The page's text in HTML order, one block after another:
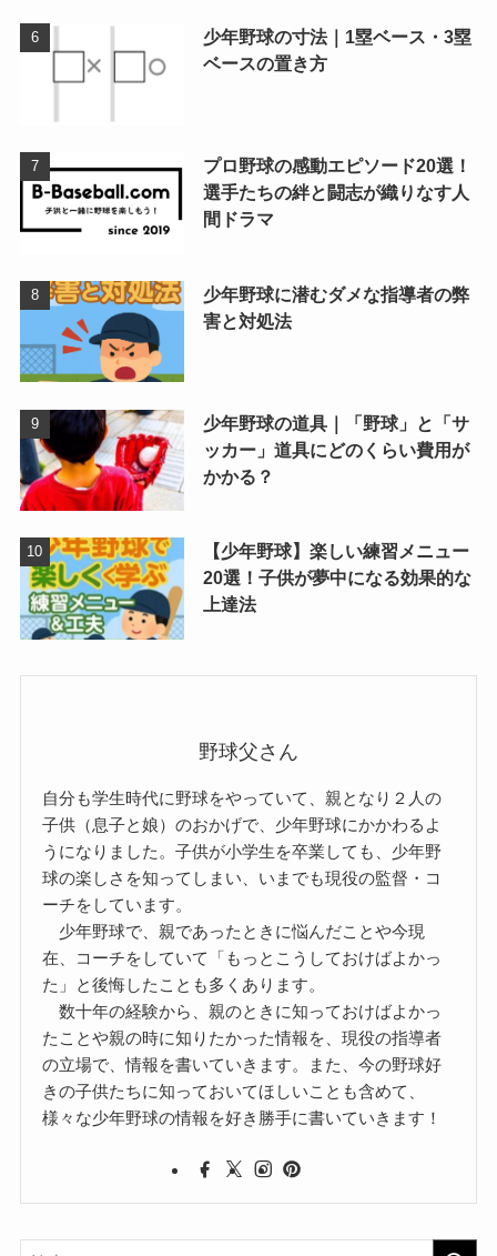
少年野球の寸法｜1塁ベース・3塁
ベースの置き方
プロ野球の感動エピソード20選！
選手たちの絆と闘志が織りなす人
間ドラマ
少年野球に潜むダメな指導者の弊
害と対処法
少年野球の道具｜「野球」と「サ
ッカー」道具にどのくらい費用が
かかる？
【少年野球】楽しい練習メニュー
20選！子供が夢中になる効果的な
上達法
野球父さん
自分も学生時代に野球をやっていて、親となり２人の
子供（息子と娘）のおかげで、少年野球にかかわるよ
うになりました。子供が小学生を卒業しても、少年野
球の楽しさを知ってしまい、いまでも現役の監督・コ
ーチをしています。
少年野球で、親であったときに悩んだことや今現
在、コーチをしていて「もっとこうしておけばよかっ
た」と後悔したことも多くあります。
数十年の経験から、親のときに知っておけばよかっ
たことや親の時に知りたかった情報を、現役の指導者
の立場で、情報を書いていきます。また、今の野球好
きの子供たちに知っておいてほしいことも含めて、
様々な少年野球の情報を好き勝手に書いていきます！